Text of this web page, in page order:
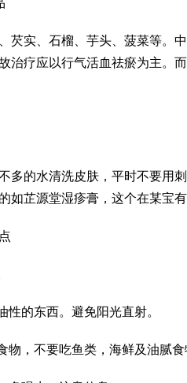
芡实、石榴、芋头、菠菜等。
治疗应以行气活血祛瘀为主。
多的水清洗皮肤，平时不要用
如芷源堂湿疹膏，这个在某宝
性的东西。避免阳光直射。
物，不要吃鱼类，海鲜及油腻食